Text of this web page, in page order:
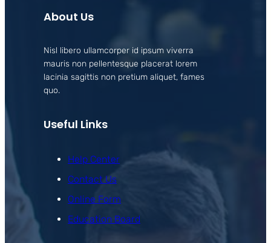
About Us
Nisl libero ullamcorper id ipsum viverra
mauris non pellentesque placerat lorem
lacinia sagittis non pretium aliquet, fames
quo.
Useful Links
Help Center
Contact Us
Online Form
Education Board